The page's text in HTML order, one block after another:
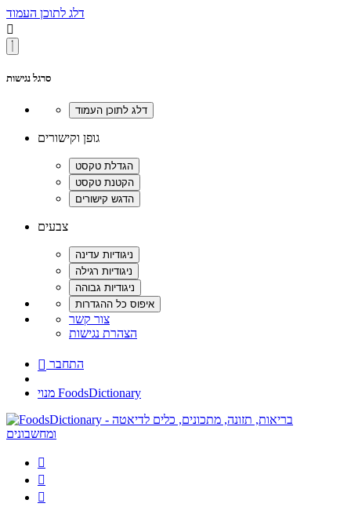
דלג לתוכן העמוד

סרגל נגישות
גופן וקישורים
צבעים
צור קשר
הצהרת נגישות
 התחבר
מנוי FoodsDictionary


